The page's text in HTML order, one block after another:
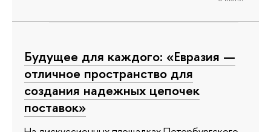
Будущее для каждого: «Евразия —
отличное пространство для
создания надежных цепочек
поставок»